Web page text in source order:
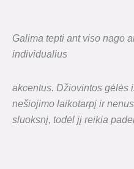
Galima tepti ant viso nago
individualius
akcentus. Džiovintos gėlės
nešiojimo laikotarpį ir
sluoksnį, todėl jį reikia